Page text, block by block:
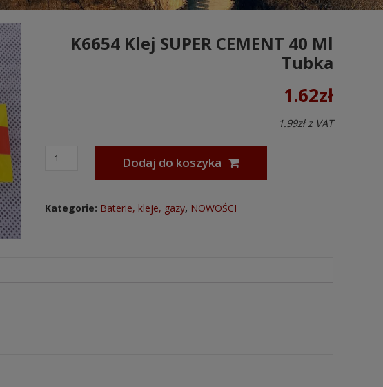
K6654 Klej SUPER CEMENT 40 Ml
Tubka
1.62zł
1.99złz VAT
Dodaj do koszyka
Kategorie: Baterie, kleje, gazy, NOWOŚCI